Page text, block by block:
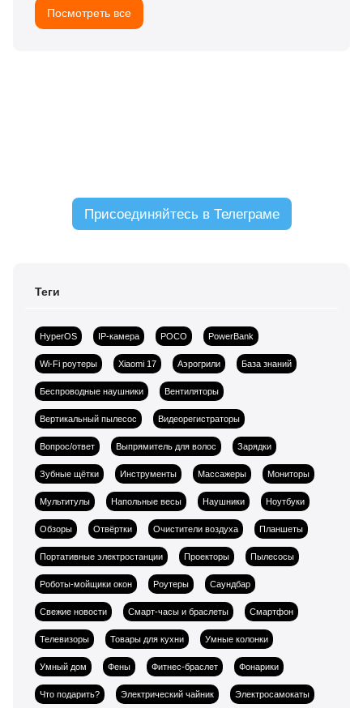
Посмотреть все
Присоединяйтесь в Телеграме
Теги
HyperOS IP-камера POCO PowerBank
Wi-Fi роутеры Xiaomi 17 Аэрогрили База знаний
Беспроводные наушники Вентиляторы
Вертикальный пылесос Видеорегистраторы
Вопрос/ответ Выпрямитель для волос Зарядки
Зубные щётки Инструменты Массажеры Мониторы
Мультитулы Напольные весы Наушники Ноутбуки
Обзоры Отвёртки Очистители воздуха Планшеты
Портативные электростанции Проекторы Пылесосы
Роботы-мойщики окон Роутеры Саундбар
Свежие новости Смарт-часы и браслеты Смартфон
Телевизоры Товары для кухни Умные колонки
Умный дом Фены Фитнес-браслет Фонарики
Что подарить? Электрический чайник Электросамокаты